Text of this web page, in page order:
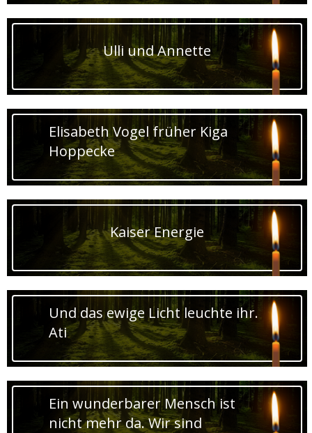
Ulli und Annette
Elisabeth Vogel früher Kiga
Hoppecke
Kaiser Energie
Und das ewige Licht leuchte ihr.
Ati
Ein wunderbarer Mensch ist
nicht mehr da. Wir sind